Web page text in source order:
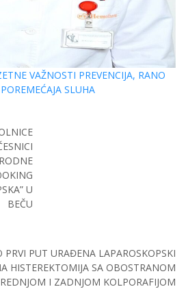
VAŽNOSTI PREVENCIJA, RANO
SLUHA
U
BEČU
PRVI PUT URAĐENA LAPAROSKOPSKI
HISTEREKTOMIJA SA OBOSTRANOM
I ZADNJOM KOLPORAFIJOM